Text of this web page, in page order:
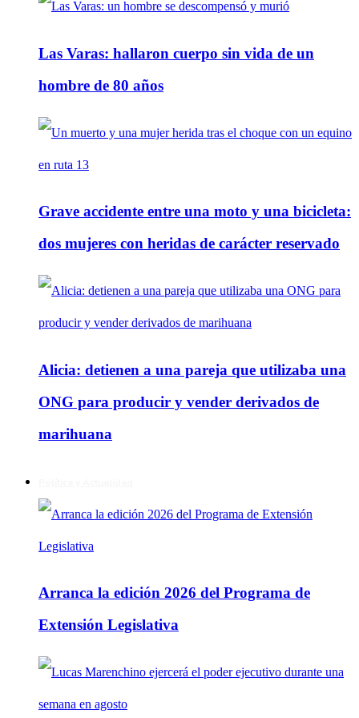
Las Varas: hallaron cuerpo sin vida de un
hombre de 80 años
Grave accidente entre una moto y una bicicleta:
dos mujeres con heridas de carácter reservado
Alicia: detienen a una pareja que utilizaba una
ONG para producir y vender derivados de
marihuana
Arranca la edición 2026 del Programa de
Extensión Legislativa